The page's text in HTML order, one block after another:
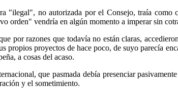
"ilegal", no autorizada por el Consejo, traía como
orden" vendría en algún momento a imperar sin
por razones que todavía no están claras,
proyectos de hace poco, de suyo parecía
a cosas del acaso.
que pasmada debía presenciar
y el sometimiento.